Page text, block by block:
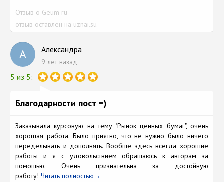
Отзыв о Geum ru
отзыв оставлен на uznai.su
А Александра
9 лет назад
5 из 5:
Благодарности пост =)
Заказывала курсовую на тему "Рынок ценных бумаг", очень
хорошая работа. Было приятно, что не нужно было ничего
переделывать и дополнять. Вообще здесь всегда хорошие
работы и я с удовольствием обращаюсь к авторам за
помощью. Очень признательна за достойную
работу!Читать полностью